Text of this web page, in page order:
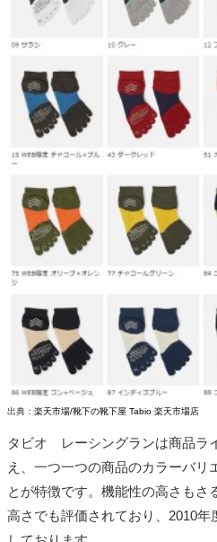
出典： 楽天市場/靴下の靴下屋 Tabio 楽天市場店
タビオ レーシングランは商品ラ
え、一つ一つの商品のカラーバリ
とが特徴です。機能性の高さもさ
高さでも評価されており、2010